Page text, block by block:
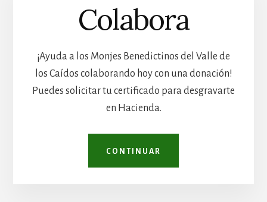
Colabora
¡Ayuda a los Monjes Benedictinos del Valle de
los Caídos colaborando hoy con una donación!
Puedes solicitar tu certificado para desgravarte
en Hacienda.
CONTINUAR